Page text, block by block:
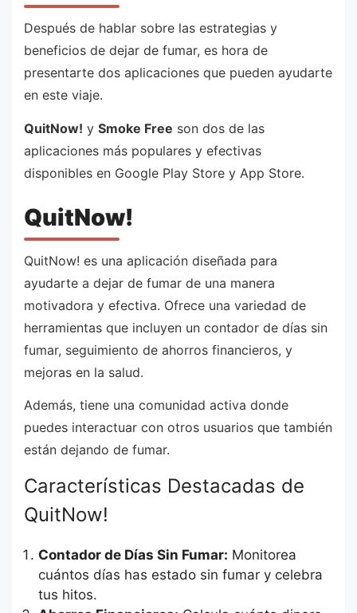
Después de hablar sobre las estrategias y
beneficios de dejar de fumar, es hora de
presentarte dos aplicaciones que pueden ayudarte
en este viaje.
QuitNow! y Smoke Free son dos de las
aplicaciones más populares y efectivas
disponibles en Google Play Store y App Store.
QuitNow!
QuitNow! es una aplicación diseñada para
ayudarte a dejar de fumar de una manera
motivadora y efectiva. Ofrece una variedad de
herramientas que incluyen un contador de días sin
fumar, seguimiento de ahorros financieros, y
mejoras en la salud.
Además, tiene una comunidad activa donde
puedes interactuar con otros usuarios que también
están dejando de fumar.
Características Destacadas de
QuitNow!
Contador de Días Sin Fumar: Monitorea
cuántos días has estado sin fumar y celebra
tus hitos.